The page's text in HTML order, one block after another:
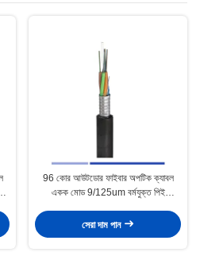
96 কোর আউটডোর ফাইবার অপটিক ক্যাবল
একক মোড 9/125um বর্মযুক্ত পিই
সেরা দাম পান